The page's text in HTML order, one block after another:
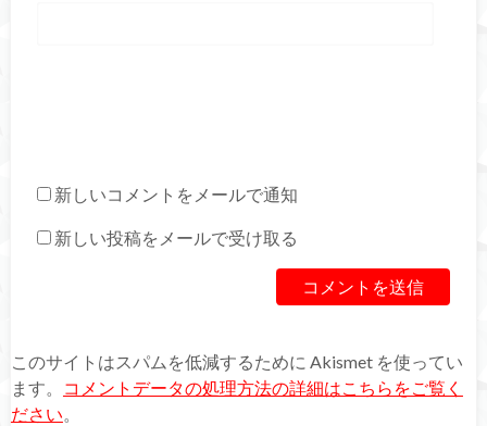
新しいコメントをメールで通知
新しい投稿をメールで受け取る
このサイトはスパムを低減するために Akismet を使ってい
ます。
コメントデータの処理方法の詳細はこちらをご覧く
ださい。